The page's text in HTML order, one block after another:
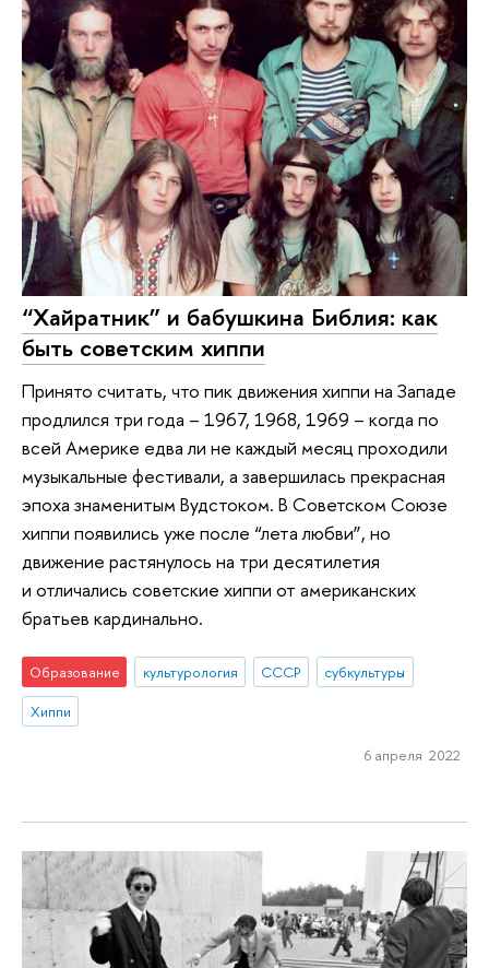
“Хайратник” и бабушкина Библия: как
быть советским хиппи
Принято считать, что пик движения хиппи на Западе
продлился три года – 1967, 1968, 1969 – когда по
всей Америке едва ли не каждый месяц проходили
музыкальные фестивали, а завершилась прекрасная
эпоха знаменитым Вудстоком. В Советском Союзе
хиппи появились уже после “лета любви”, но
движение растянулось на три десятилетия
и отличались советские хиппи от американских
братьев кардинально.
Образование культурология СССР
субкультуры
Хиппи
6 апреля 2022